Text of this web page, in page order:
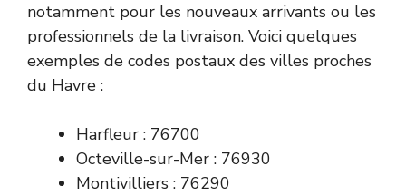
notamment pour les nouveaux arrivants ou les
professionnels de la livraison. Voici quelques
exemples de codes postaux des villes proches
du Havre :
Harfleur : 76700
Octeville-sur-Mer : 76930
Montivilliers : 76290